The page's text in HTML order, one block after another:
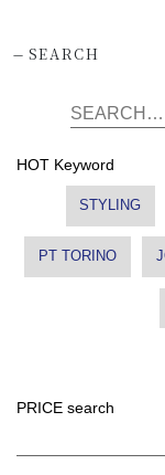
-SEARCH
HOT Keyword
STYLING
PT TORINO
PRICE search